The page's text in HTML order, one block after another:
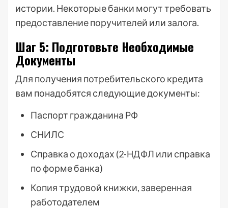
истории. Некоторые банки могут требовать
предоставление поручителей или залога.
Шаг 5: Подготовьте Необходимые
Документы
Для получения потребительского кредита
вам понадобятся следующие документы:
Паспорт гражданина РФ
СНИЛС
Справка о доходах (2-НДФЛ или справка
по форме банка)
Копия трудовой книжки, заверенная
работодателем